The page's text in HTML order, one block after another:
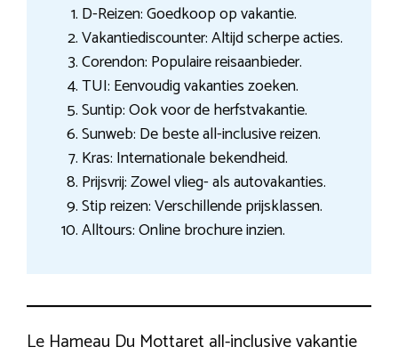
D-Reizen: Goedkoop op vakantie.
Vakantiediscounter: Altijd scherpe acties.
Corendon: Populaire reisaanbieder.
TUI: Eenvoudig vakanties zoeken.
Suntip: Ook voor de herfstvakantie.
Sunweb: De beste all-inclusive reizen.
Kras: Internationale bekendheid.
Prijsvrij: Zowel vlieg- als autovakanties.
Stip reizen: Verschillende prijsklassen.
Alltours: Online brochure inzien.
Le Hameau Du Mottaret all-inclusive vakantie